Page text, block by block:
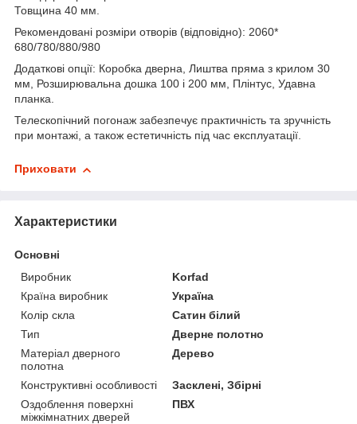
Товщина 40 мм.
Рекомендовані розміри отворів (відповідно): 2060*
680/780/880/980
Додаткові опції: Коробка дверна, Лиштва пряма з крилом 30
мм, Розширювальна дошка 100 і 200 мм, Плінтус, Удавна
планка.
Телескопічний погонаж забезпечує практичність та зручність
при монтажі, а також естетичність під час експлуатації.
Приховати
Характеристики
Основні
Виробник
Korfad
Країна виробник
Україна
Колір скла
Сатин білий
Тип
Дверне полотно
Матеріал дверного
полотна
Дерево
Конструктивні особливості
Засклені, Збірні
Оздоблення поверхні
міжкімнатних дверей
ПВХ